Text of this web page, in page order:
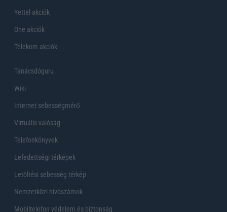
Yettel akciók
One akciók
Telekom akciók
Tanácsdóguru
Wiki
Internet sebességmérő
Virtuális valóság
Telefonkönyvek
Lefedettségi térképek
Letöltési sebesség térkép
Nemzetközi hívószámok
Mobiltelefon védelem és biztonság